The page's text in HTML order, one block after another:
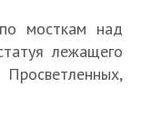
мосткам над
лежащего